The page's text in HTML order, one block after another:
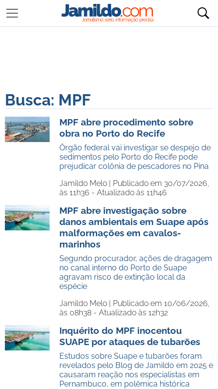
Busca: MPF
MPF abre procedimento sobre
obra no Porto do Recife
Órgão federal vai investigar se despejo de
sedimentos pelo Porto do Recife pode
prejudicar colônia de pescadores no Pina
Jamildo Melo | Publicado em 30/07/2026,
às 11h36 - Atualizado às 11h46
MPF abre investigação sobre
danos ambientais em Suape após
malformações em cavalos-
marinhos
Segundo procurador, ações de dragagem
no canal interno do Porto de Suape
agravam risco de extinção local da
espécie
Jamildo Melo | Publicado em 10/06/2026,
às 08h38 - Atualizado às 12h32
Inquérito do MPF inocentou
SUAPE por ataques de tubarões
Estudos sobre Suape e tubarões foram
revelados pelo Blog de Jamildo em 2025 e
causaram reação nos especialistas em
Pernambuco, em polêmica histórica